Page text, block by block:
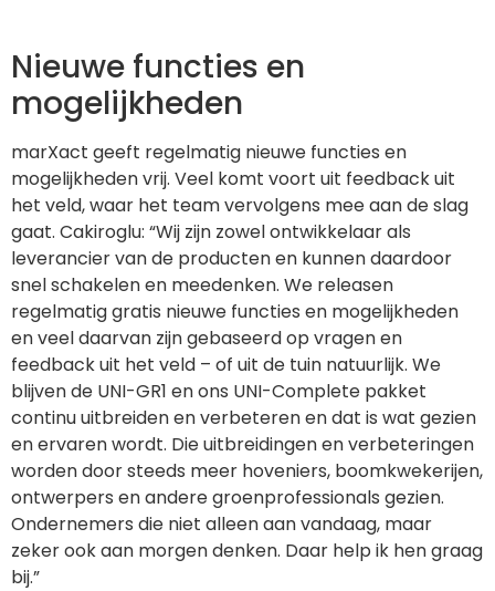
Nieuwe functies en
mogelijkheden
marXact geeft regelmatig nieuwe functies en
mogelijkheden vrij. Veel komt voort uit feedback uit
het veld, waar het team vervolgens mee aan de slag
gaat. Cakiroglu: “Wij zijn zowel ontwikkelaar als
leverancier van de producten en kunnen daardoor
snel schakelen en meedenken. We releasen
regelmatig gratis nieuwe functies en mogelijkheden
en veel daarvan zijn gebaseerd op vragen en
feedback uit het veld – of uit de tuin natuurlijk. We
blijven de UNI-GR1 en ons UNI-Complete pakket
continu uitbreiden en verbeteren en dat is wat gezien
en ervaren wordt. Die uitbreidingen en verbeteringen
worden door steeds meer hoveniers, boomkwekerijen,
ontwerpers en andere groenprofessionals gezien.
Ondernemers die niet alleen aan vandaag, maar
zeker ook aan morgen denken. Daar help ik hen graag
bij.”